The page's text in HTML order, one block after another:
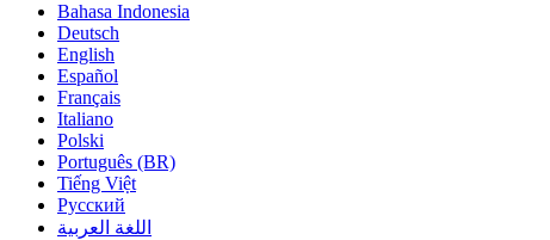
Bahasa Indonesia
Deutsch
English
Español
Français
Italiano
Polski
Português (BR)
Tiếng Việt
Русский
اللغة العربية